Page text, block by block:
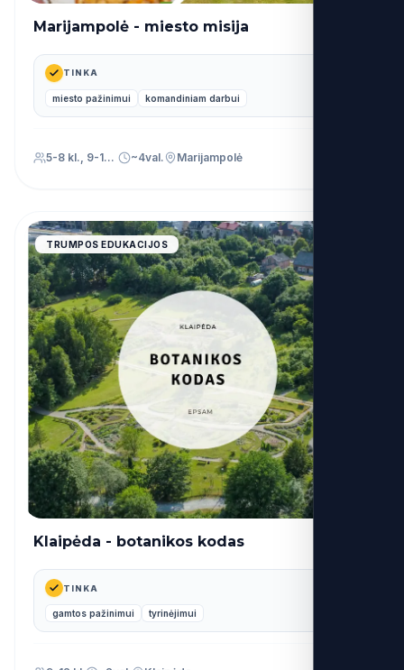
Marijampolė - miesto misija
TINKA
miesto pažinimui komandiniam darbui
5-8 kl., 9-12 kl. ~4val. Marijampolė
TRUMPOS EDUKACIJOS
Klaipėda - botanikos kodas
TINKA
gamtos pažinimui tyrinėjimui